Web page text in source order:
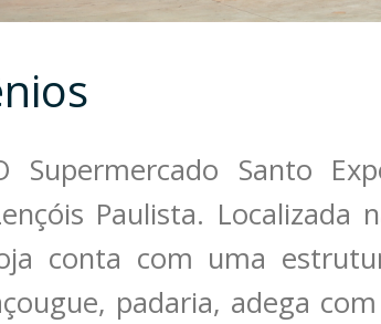
Supermercado Santo
Paulista. Localizada
conta com uma
padaria, adega